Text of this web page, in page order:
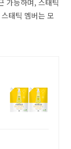
가능하며, 스태틱
태틱 멤버는 모